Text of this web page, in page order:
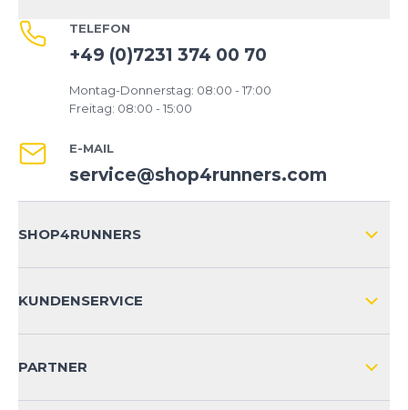
TELEFON
+49 (0)7231 374 00 70
Montag-Donnerstag: 08:00 - 17:00
Freitag: 08:00 - 15:00
E-MAIL
service@shop4runners.com
SHOP4RUNNERS
KUNDENSERVICE
PARTNER